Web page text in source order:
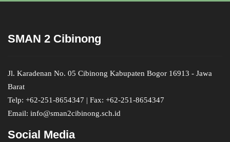
SMAN 2 Cibinong
Jl. Karadenan No. 05 Cibinong Kabupaten Bogor 16913 - Jawa
Barat
Telp: +62-251-8654347 | Fax: +62-251-8654347
Email: info@sman2cibinong.sch.id
Social Media